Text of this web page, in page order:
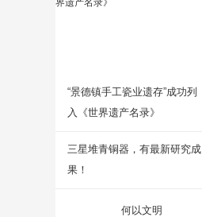
“景德镇手工瓷业遗存”成功列
入《世界遗产名录》
三星堆青铜器，有最新研究成
果！
何以文明